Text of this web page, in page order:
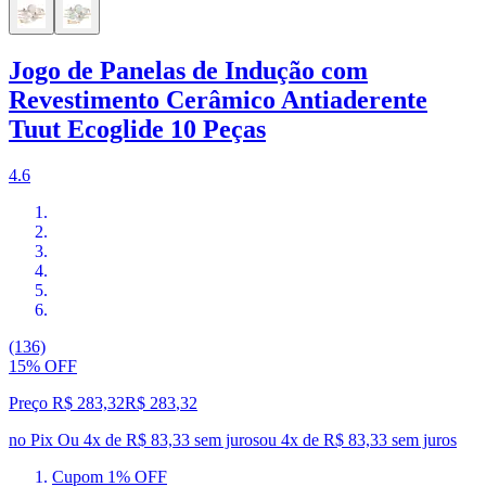
Jogo de Panelas de Indução com
Revestimento Cerâmico Antiaderente
Tuut Ecoglide 10 Peças
4.6
(136)
15% OFF
Preço R$ 283,32R$ 283,32
no Pix Ou 4x de R$ 83,33 sem jurosou 4x de R$ 83,33 sem juros
Cupom 1% OFF